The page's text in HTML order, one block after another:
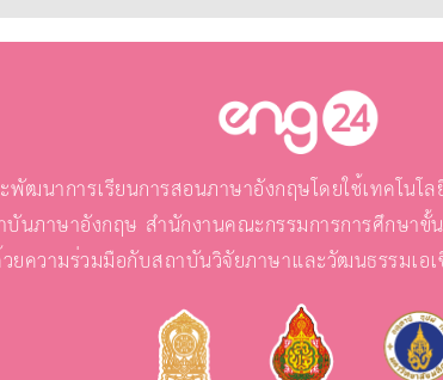
พัฒนาการเรียนการสอนภาษาอังกฤษโดยใช้เทคโนโ
บันภาษาอังกฤษ สำนักงานคณะกรรมการการศึกษา
ยความร่วมมือกับสถาบันวิจัยภาษาและวัฒนธรรมเอ